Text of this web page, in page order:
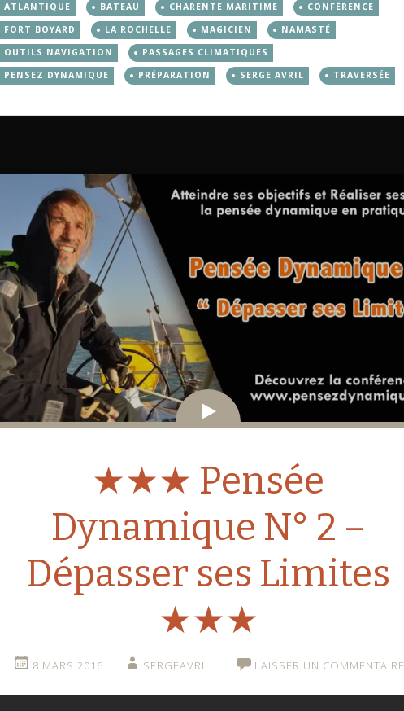
ATLANTIQUE BATEAU CHARENTE MARITIME
CONFÉRENCE
FORT BOYARD
LA ROCHELLE MAGICIEN
NAMASTÉ
OUTILS NAVIGATION
PASSAGES CLIMATIQUES
PENSEZ DYNAMIQUE
PRÉPARATION SERGE AVRIL TRAVERSÉE
Vidéo
★★★ Pensée
Dynamique N° 2 –
Dépasser ses Limites
★★★
8 MARS 2016 SERGEAVRIL LAISSER UN COMMENTAIRE